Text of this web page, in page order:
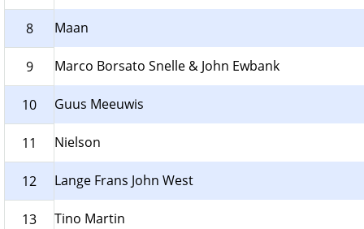
8 Maan
9 Marco Borsato Snelle & John Ewbank
10 Guus Meeuwis
11 Nielson
12 Lange Frans John West
13 Tino Martin